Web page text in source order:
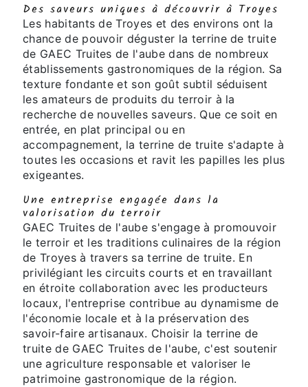
Des saveurs uniques à découvrir à Troyes
Les habitants de Troyes et des environs ont la
chance de pouvoir déguster la terrine de truite
de GAEC Truites de l'aube dans de nombreux
établissements gastronomiques de la région. Sa
texture fondante et son goût subtil séduisent
les amateurs de produits du terroir à la
recherche de nouvelles saveurs. Que ce soit en
entrée, en plat principal ou en
accompagnement, la terrine de truite s'adapte à
toutes les occasions et ravit les papilles les plus
exigeantes.
Une entreprise engagée dans la
valorisation du terroir
GAEC Truites de l'aube s'engage à promouvoir
le terroir et les traditions culinaires de la région
de Troyes à travers sa terrine de truite. En
privilégiant les circuits courts et en travaillant
en étroite collaboration avec les producteurs
locaux, l'entreprise contribue au dynamisme de
l'économie locale et à la préservation des
savoir-faire artisanaux. Choisir la terrine de
truite de GAEC Truites de l'aube, c'est soutenir
une agriculture responsable et valoriser le
patrimoine gastronomique de la région.